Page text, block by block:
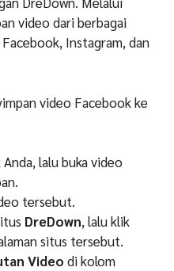
video dari berbagai
Instagram, dan
video Facebook ke
lalu buka video
tersebut.
DreDown, lalu klik
situs tersebut.
Video di kolom